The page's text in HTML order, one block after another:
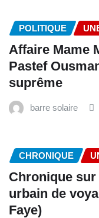
POLITIQUE
Affaire Mame
Pastef
suprême
barre solaire
CHRONIQUE
Chronique
urbain de
Faye)